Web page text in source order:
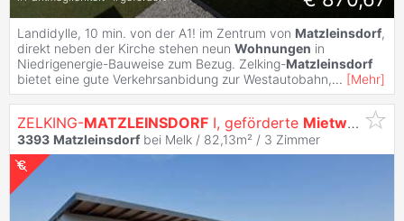
Landidylle, 10 min. von der A1! im Zentrum von Matzleinsdorf,
direkt neben der Kirche stehen neun Wohnungen in
Niedrigenergie-Bauweise zum Bezug. Zelking-Matzleinsdorf
bietet eine gute Verkehrsanbidung zur Westautobahn,... [Mehr]
ZELKING-MATZLEINSDORF I, geförderte Mietwohnung
3393 Matzleinsdorf bei Melk / 82,13m² / 3 Zimmer